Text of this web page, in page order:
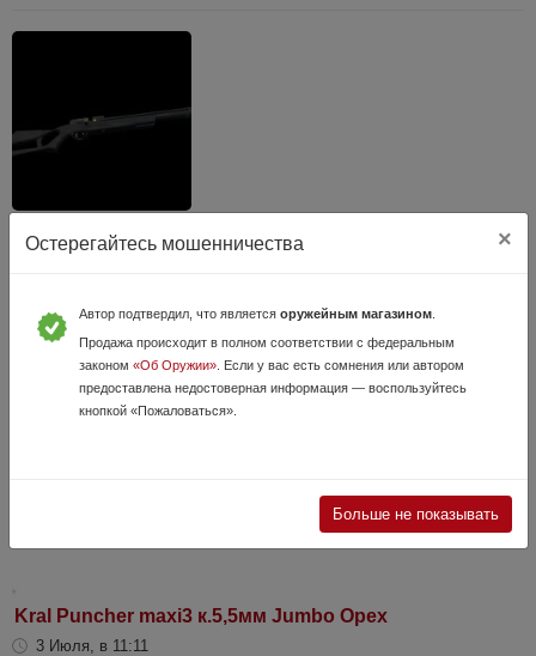
3 Июля, в 11:15
Смотрите видеообзор на нашем канале https://t.me/salon_sniper В
наличии в оружейном салоне "Снайпер", г. Нижний Новгород, пр.
Ленина, д.80 www.sniper-nn.ru, тел. +7 (958) 887-91-77 переходит...
Kral Puncher maxi3 к.5,5мм Jumbo Орех
3 Июля, в 11:11
Остерегайтесь мошенничества ×
Автор подтвердил, что является оружейным магазином.
Продажа происходит в полном соответствии с федеральным
законом «Об Оружии». Если у вас есть сомнения или автором
предоставлена недостоверная информация — воспользуйтесь
кнопкой «Пожаловаться».
Больше не показывать